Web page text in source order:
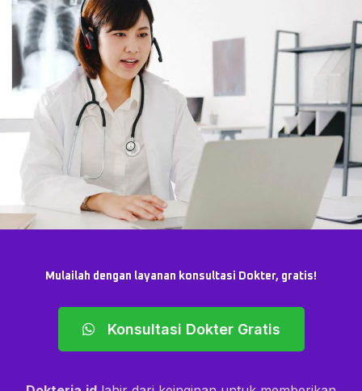
Mulailah dengan layanan konsultasi Dokter, gratis!
Konsultasi Dokter Gratis